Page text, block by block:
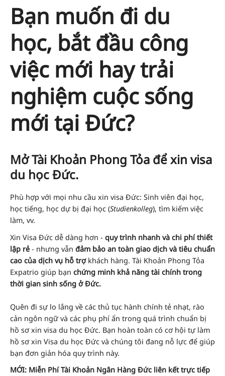
Bạn muốn đi du
học, bắt đầu công
việc mới hay trải
nghiệm cuộc sống
mới tại Đức?
Mở Tài Khoản Phong Tỏa để xin visa
du học Đức.
Phù hợp với mọi nhu cầu xin visa Đức: Sinh viên đại học,
học tiếng, học dự bị đại học (Studienkolleg), tìm kiếm việc
làm, vv.
Xin Visa Đức dễ dàng hơn - quy trình nhanh và chi phí thiết
lập rẻ - nhưng vẫn đảm bảo an toàn giao dịch và tiêu chuẩn
cao của dịch vụ hỗ trợkhách hàng. Tài Khoản Phong Tỏa
Expatrio giúp bạn chứng minh khả năng tài chính trong
thời gian sinh sống ở Đức.
Quên đi sự lo lắng về các thủ tục hành chính tẻ nhạt, rào
cản ngôn ngữ và các phụ phí ẩn trong quá trình chuẩn bị
hồ sơ xin visa du học Đức. Bạn hoàn toàn có cơ hội tự làm
hồ sơ xin Visa du học Đức và chúng tôi đang nỗ lực để giúp
bạn đơn giản hóa quy trình này.
MỚI: Miễn Phí Tài Khoản Ngân Hàng Đức liên kết trực tiếp